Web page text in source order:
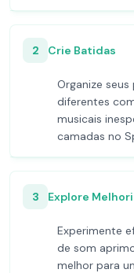
2 Crie Batidas
Organize
diferentes
musicais
camadas no
3 Explore
Experimente
de som
melhor para